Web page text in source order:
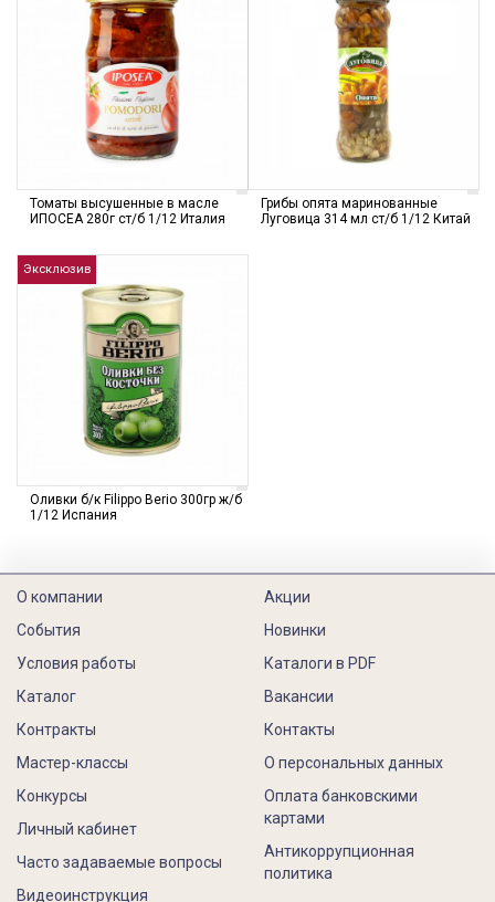
Томаты высушенные в масле
ИПОСЕА 280г ст/б 1/12 Италия
Грибы опята маринованные
Луговица 314 мл ст/б 1/12 Китай
Эксклюзив
Оливки б/к Filippo Berio 300гр ж/б
1/12 Испания
О компании
События
Условия работы
Каталог
Контракты
Акции
Новинки
Каталоги в PDF
Вакансии
Контакты
Мастер-классы
Конкурсы
Личный кабинет
Часто задаваемые вопросы
Видеоинструкция
О персональных данных
Оплата банковскими
картами
Антикоррупционная
политика